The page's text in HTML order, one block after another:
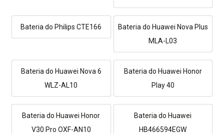
Bateria do Philips CTE166
Bateria do Huawei Nova Plus
MLA-L03
Bateria do Huawei Nova 6
WLZ-AL10
Bateria do Huawei Honor
Play 40
Bateria do Huawei Honor
V30 Pro OXF-AN10
Bateria do Huawei
HB466594EGW